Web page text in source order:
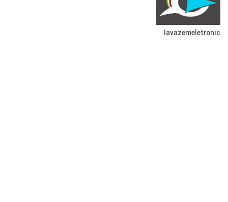
lavazemeletronic